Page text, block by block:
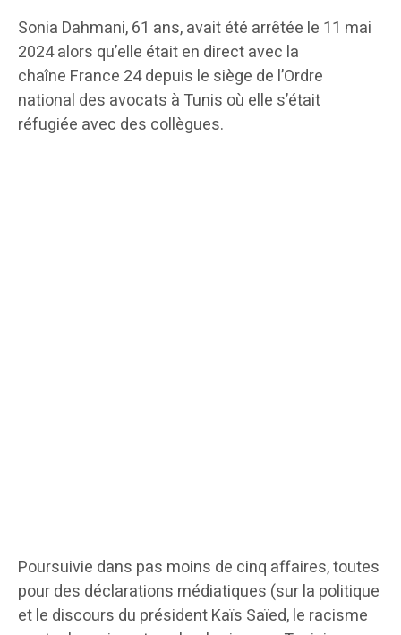
Sonia Dahmani, 61 ans, avait été arrêtée le 11 mai
2024 alors qu’elle était en direct avec la
chaîne France 24 depuis le siège de l’Ordre
national des avocats à Tunis où elle s’était
réfugiée avec des collègues.
Poursuivie dans pas moins de cinq affaires, toutes
pour des déclarations médiatiques (sur la politique
et le discours du président Kaïs Saïed, le racisme